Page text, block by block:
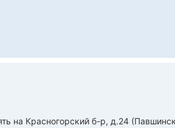
на Красногорский б-р, д.24